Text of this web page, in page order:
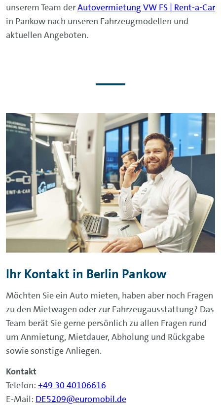
unserem Team derAutovermietung VW FS | Rent-a-Car
in Pankow nach unseren Fahrzeugmodellen und
aktuellen Angeboten.
Ihr Kontakt in Berlin Pankow
Möchten Sie ein Auto mieten, haben aber noch Fragen
zu den Mietwagen oder zur Fahrzeugausstattung? Das
Team berät Sie gerne persönlich zu allen Fragen rund
um Anmietung, Mietdauer, Abholung und Rückgabe
sowie sonstige Anliegen.
Kontakt
Telefon: +49 30 40106616
E-Mail: DE5209@euromobil.de